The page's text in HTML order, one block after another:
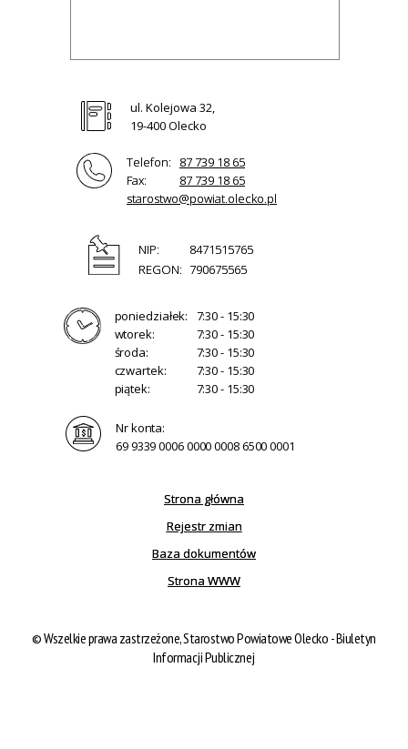
ul. Kolejowa 32,
19-400 Olecko
Telefon:
87 739 18 65
Fax:
87 739 18 65
starostwo@powiat.olecko.pl
NIP:
8471515765
REGON: 790675565
poniedziałek:
7:30 - 15:30
wtorek:
7:30 - 15:30
środa:
7:30 - 15:30
czwartek:
7:30 - 15:30
piątek:
7:30 - 15:30
Nr konta:
69 9339 0006 0000 0008 6500 0001
Strona główna
Rejestr zmian
Baza dokumentów
Strona WWW
©Wszelkie prawa zastrzeżone, Starostwo Powiatowe Olecko - Biuletyn
Informacji Publicznej